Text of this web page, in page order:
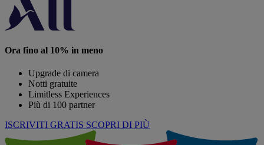
Ora fino al 10% in meno
Upgrade di camera
Notti gratuite
Limitless Experiences
Più di 100 partner
ISCRIVITI GRATIS SCOPRI DI PIÙ